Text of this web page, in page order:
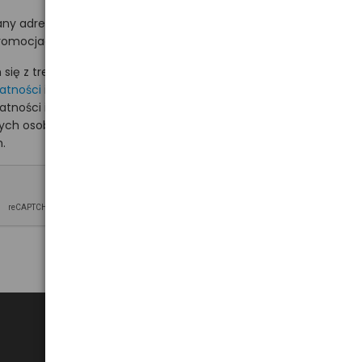
adres e-mail
na hurt.com.pl.
z treścią i akceptuję
i wyrażam zgodę
osobowych na